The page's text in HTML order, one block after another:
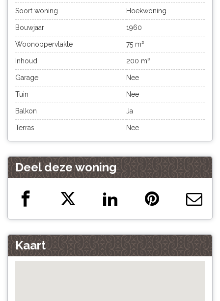
Soort woning Hoekwoning
Bouwjaar 1960
Woonoppervlakte 75 m²
Inhoud 200 m³
Garage Nee
Tuin Nee
Balkon Ja
Terras Nee
Deel deze woning
Kaart